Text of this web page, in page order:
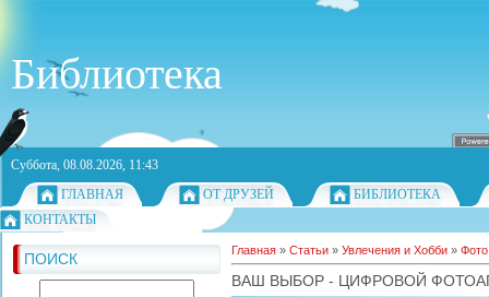
Библиотека
Суббота, 08.08.2026, 11:43
ГЛАВНАЯ
ОТ ДРУЗЕЙ
БИБЛИОТЕКА
КОНТАКТЫ
ПОИСК Главная » Статьи » Увлечения и Хобби »
ВАШ ВЫБОР - ЦИФРОВОЙ